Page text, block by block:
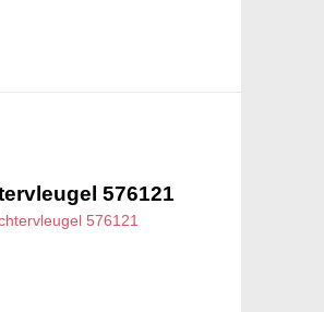
576121